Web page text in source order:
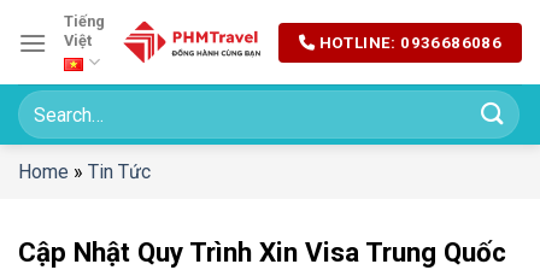
đến
dung
Tiếng
Việt
HOTLINE: 0936686086
Home » Tin Tức
Cập Nhật Quy Trình Xin Visa Trung Quốc